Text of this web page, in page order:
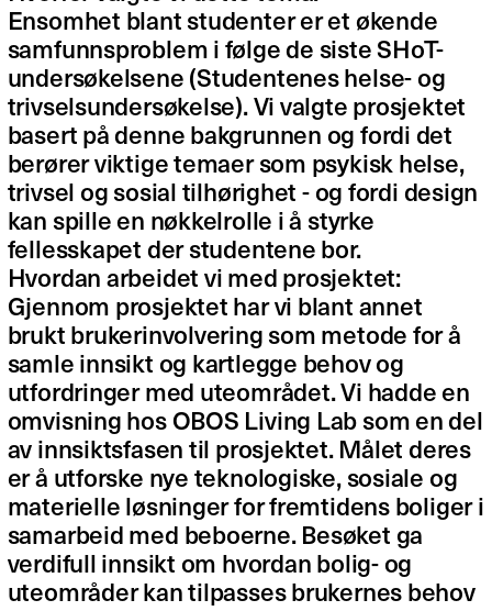
Ensomhet blant studenter er et økende
samfunnsproblem i følge de siste SHoT-
undersøkelsene (Studentenes helse- og
trivselsundersøkelse). Vi valgte prosjektet
basert på denne bakgrunnen og fordi det
berører viktige temaer som psykisk helse,
trivsel og sosial tilhørighet - og fordi design
kan spille en nøkkelrolle i å styrke
fellesskapet der studentene bor.
Hvordan arbeidet vi med prosjektet:
Gjennom prosjektet har vi blant annet
brukt brukerinvolvering som metode for å
samle innsikt og kartlegge behov og
utfordringer med uteområdet. Vi hadde en
omvisning hos OBOS Living Lab som en del
av innsiktsfasen til prosjektet. Målet deres
er å utforske nye teknologiske, sosiale og
materielle løsninger for fremtidens boliger i
samarbeid med beboerne. Besøket ga
verdifull innsikt om hvordan bolig- og
uteområder kan tilpasses brukernes behov